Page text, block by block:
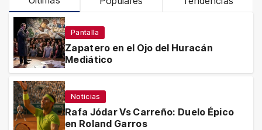
Pantalla
Zapatero en el Ojo del Huracán
Mediático
Noticias
Rafa Jódar Vs Carreño: Duelo Épico
en Roland Garros